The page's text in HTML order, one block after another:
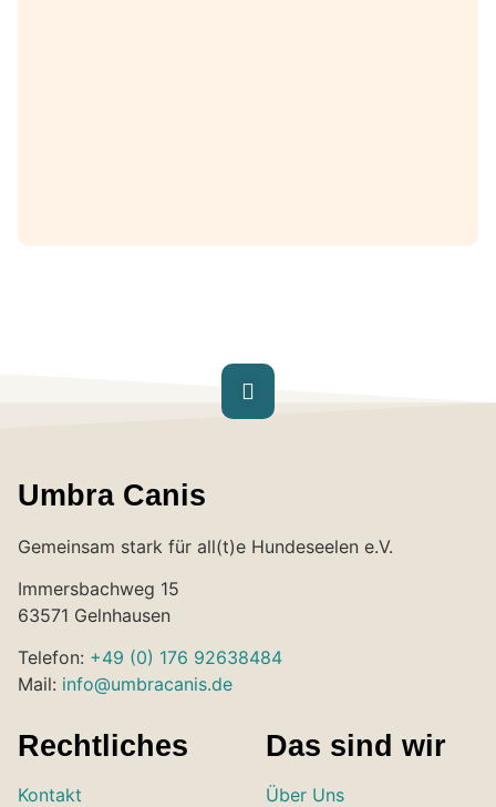
Umbra Canis
Gemeinsam stark für all(t)e Hundeseelen e.V.
Immersbachweg 15
63571 Gelnhausen
Telefon: +49 (0) 176 92638484
Mail: info@umbracanis.de
Rechtliches
Kontakt
Das sind wir
Über Uns